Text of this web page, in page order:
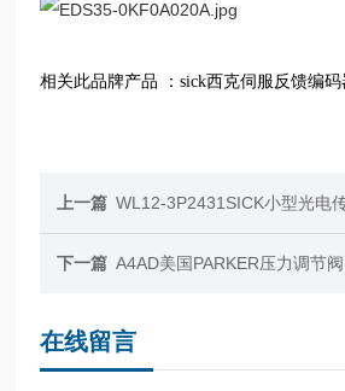
相关此品牌产品 ：sick西克伺服反馈编码
上一篇 WL12-3P2431SICK小型光电
下一篇 A4AD美国PARKER压力调节阀
在线留言